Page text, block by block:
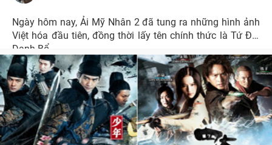
Ngày hôm nay, Ải Mỹ Nhân 2 đã tung ra những hình ảnh
Việt hóa đầu tiên, đồng thời lấy tên chính thức là Tứ Đại
Danh Bổ.